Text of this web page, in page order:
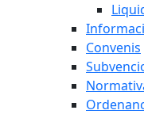
Convenis